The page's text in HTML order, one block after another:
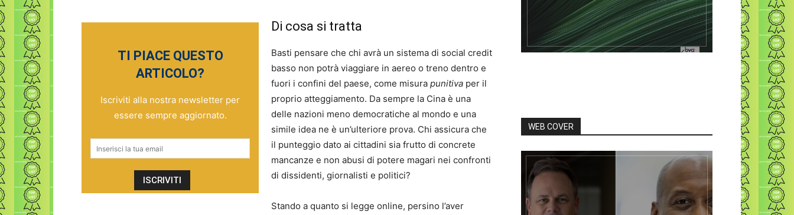
TI PIACE QUESTO
ARTICOLO?
Iscriviti alla nostra newsletter per
essere sempre aggiornato.
Di cosa si tratta
Basti pensare che chi avrà un sistema di social credit
basso non potrà viaggiare in aereo o treno dentro e
fuori i confini del paese, come misura punitiva per il
proprio atteggiamento. Da sempre la Cina è una
delle nazioni meno democratiche al mondo e una
simile idea ne è un’ulteriore prova. Chi assicura che
il punteggio dato ai cittadini sia frutto di concrete
mancanze e non abusi di potere magari nei confronti
di dissidenti, giornalisti e politici?
Stando a quanto si legge online, persino l’aver
WEB COVER